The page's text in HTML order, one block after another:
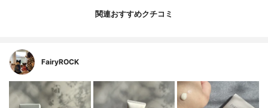
関連おすすめクチコミ
FairyROCK